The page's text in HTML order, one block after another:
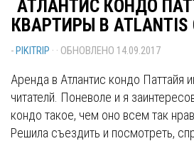
АТЛАНТИС КОНДО
КВАРТИРЫ В ATLANTIS
-PIKITRIP · · ОБНОВЛЕНО 14.09.2017
Аренда в Атлантис кондо Паттайя
читателй. Поневоле и я
кондо такое, чем оно всем так
Решила съездить и посмотреть,